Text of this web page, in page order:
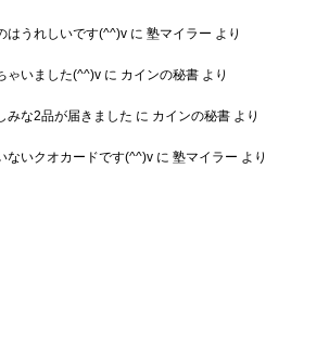
はうれしいです(^^)v に 塾マイラー より
ゃいました(^^)v に カインの秘書 より
みな2品が届きました に カインの秘書 より
ないクオカードです(^^)v に 塾マイラー より